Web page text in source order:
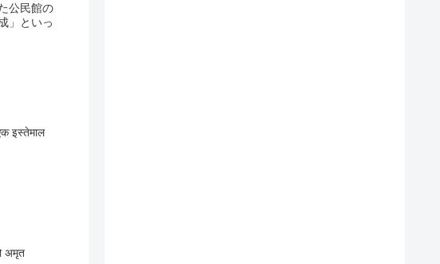
公民館の
」といっ
इस्तेमाल
अमृत